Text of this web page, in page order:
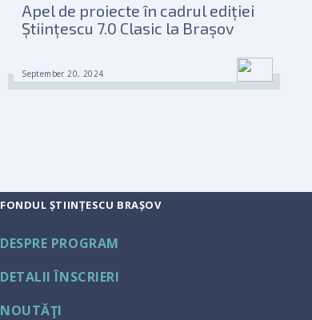
Apel de proiecte în cadrul ediției
Științescu 7.0 Clasic la Brașov
September 20, 2024
FONDUL ȘTIINȚESCU BRAȘOV
DESPRE PROGRAM
DETALII ÎNSCRIERI
NOUTĂŢI